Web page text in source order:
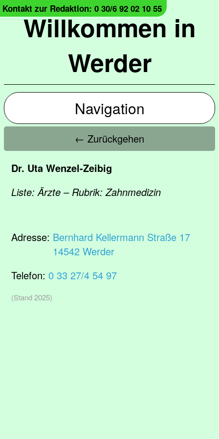
Willkommen in
Werder
Kontakt zur Redaktion: 0 30/6 92 02 10 55
Navigation
← Zurückgehen
Dr. Uta Wenzel-Zeibig
Liste: Ärzte – Rubrik: Zahnmedizin
Adresse: Bernhard Kellermann Straße 17
14542 Werder
Telefon: 0 33 27/4 54 97
(Stand 2025)